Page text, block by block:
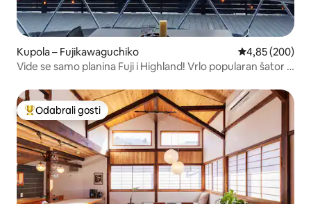
Kupola – Fujikawaguchiko Prosječna
4,85 (200)
Vide se samo planina Fuji i Highland! Vrlo popularan šator u
Među najviše rangiranima s oznakom „Odabrali gosti”
Odabrali gosti